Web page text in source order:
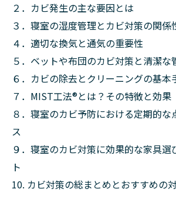
２．カビ発生の主な要因とは
３．寝室の湿度管理とカビ対策の関係
４．適切な換気と通気の重要性
５．ベットや布団のカビ対策と清潔な
６．カビの除去とクリーニングの基本
７．MIST工法®︎とは？その特徴と効果
８．寝室のカビ予防における定期的な
ス
９．寝室のカビ対策に効果的な家具選
ト
10. カビ対策の総まとめとおすすめの